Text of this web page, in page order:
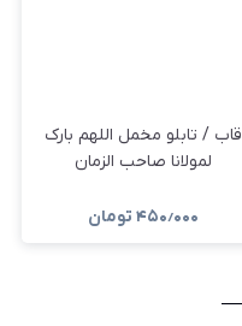
قاب / تابلو مخمل اللهم بارک
لمولانا صاحب الزمان
۴۵۰٫۰۰۰ تومان